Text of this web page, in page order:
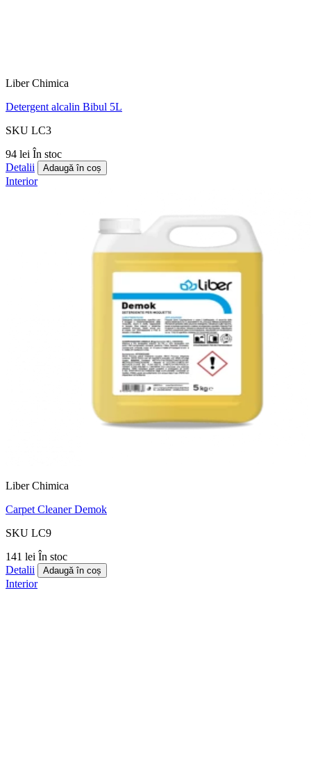
Liber Chimica
Detergent alcalin Bibul 5L
SKU LC3
94 lei În stoc
Detalii
Adaugă în coș
Interior
Liber Chimica
Carpet Cleaner Demok
SKU LC9
141 lei În stoc
Detalii
Adaugă în coș
Interior